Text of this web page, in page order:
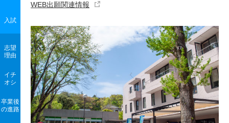
WEB出願関連情報
入試
志望
理由
イチ
オシ
卒業後
の進路